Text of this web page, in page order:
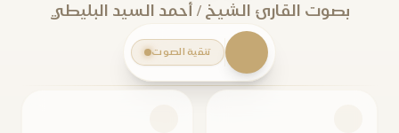
بصوت القارئ الشيخ / أحمد السيد البليطي
تنقية الصوت